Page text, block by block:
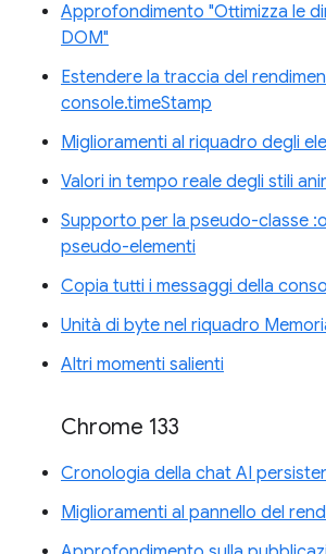
Approfondimento "Ottimizza le
DOM"
Estendere la traccia del
console.timeStamp
Miglioramenti al riquadro degli
Valori in tempo reale degli stili
Supporto per la pseudo-classe
pseudo-elementi
Copia tutti i messaggi della
Unità di byte nel riquadro
Altri momenti salienti
Chrome 133
Cronologia della chat AI
Miglioramenti al pannello del